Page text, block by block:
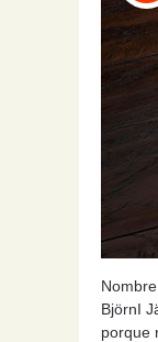
BjörnI
porque